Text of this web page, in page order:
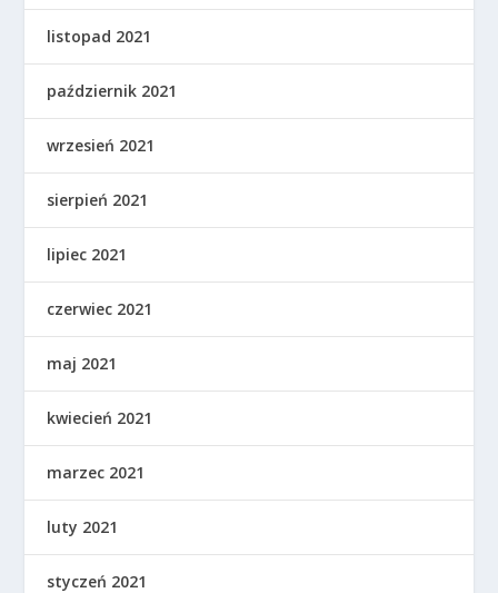
listopad 2021
październik 2021
wrzesień 2021
sierpień 2021
lipiec 2021
czerwiec 2021
maj 2021
kwiecień 2021
marzec 2021
luty 2021
styczeń 2021